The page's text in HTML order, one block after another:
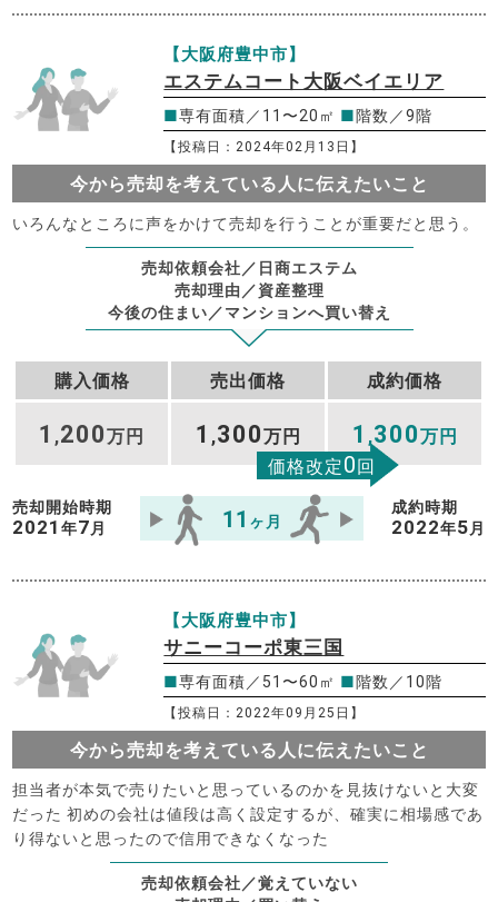
【大阪府豊中市】
エステムコート大阪ベイエリア
■専有面積／11〜20㎡ ■階数／9階
【投稿日：2024年02月13日】
今から売却を考えている人に伝えたいこと
いろんなところに声をかけて売却を行うことが重要だと思う。
売却依頼会社／日商エステム
売却理由／資産整理
今後の住まい／マンションへ買い替え
購入価格 売出価格 成約価格
1 ,200万円 1 ,300万円 1 ,300万円
価格改定0回
売却開始時期
2021年7 月 11 ヶ月
成約時期
2022年5 月
【大阪府豊中市】
サニーコーポ東三国
■専有面積／51〜60㎡ ■階数／10階
【投稿日：2022年09月25日】
今から売却を考えている人に伝えたいこと
担当者が本気で売りたいと思っているのかを見抜けないと大変
だった 初めの会社は値段は高く設定するが、確実に相場感であ
り得ないと思ったので信用できなくなった
売却依頼会社／覚えていない